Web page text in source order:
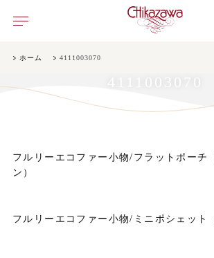
ホーム 4111003070
4111003070
フルリーエコファー小物/フラットポーチ
ン）
フルリーエコファー小物/ミニポシェット